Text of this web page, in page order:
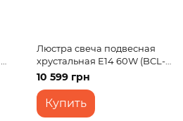
Люстра свеча подвесная
хрустальная E14 60W (BCL-
660S/5)
10 599 грн
Купить